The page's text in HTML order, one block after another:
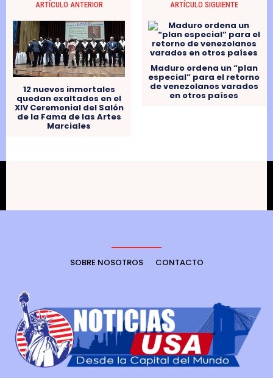
ARTÍCULO ANTERIOR
12 nuevos inmortales
quedan exaltados en el
XIV Ceremonial del Salón
de la Fama de las Artes
Marciales
ARTÍCULO SIGUIENTE
Maduro ordena un “plan
especial” para el retorno
de venezolanos varados
en otros países
SOBRE NOSOTROS CONTACTO